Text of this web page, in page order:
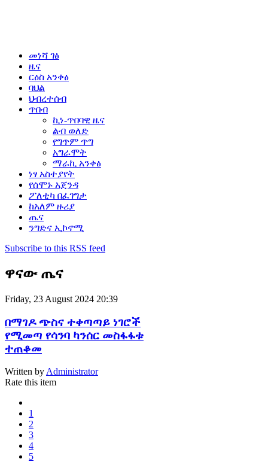
መነሻ ገፅ
ዜና
ርዕስ አንቀፅ
ባህል
ህብረተሰብ
ጥበብ
ኪነ-ጥበባዊ ዜና
ልብ ወለድ
የግጥም ጥግ
አግራሞት
ማራኪ አንቀፅ
ነፃ አስተያየት
የሰሞኑ አጀንዳ
ፖለቲካ በፈገግታ
ከአለም ዙሪያ
ጤና
ንግድና ኢኮኖሚ
Subscribe to this RSS feed
ዋናው ጤና
Friday, 23 August 2024 20:39
በማገዶ ጭስና ተቀጣጣይ ነገሮች
የሚመጣ የሳንባ ካንሰር መስፋፋቱ
ተጠቆመ
Written by Administrator
Rate this item
1
2
3
4
5